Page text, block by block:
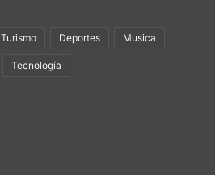
Turismo Deportes Musica
Tecnología